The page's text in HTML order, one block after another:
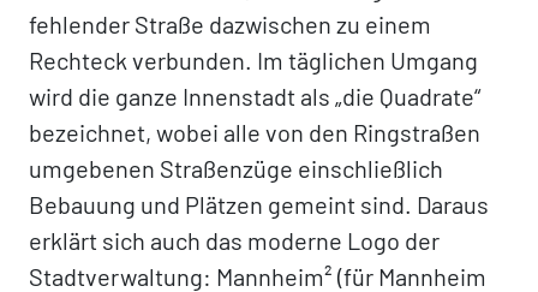
fehlender Straße dazwischen zu einem
Rechteck verbunden. Im täglichen Umgang
wird die ganze Innenstadt als „die Quadrate“
bezeichnet, wobei alle von den Ringstraßen
umgebenen Straßenzüge einschließlich
Bebauung und Plätzen gemeint sind. Daraus
erklärt sich auch das moderne Logo der
Stadtverwaltung: Mannheim² (für Mannheim